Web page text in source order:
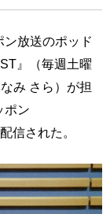
放送のポッド
』（毎週土曜
み さら）が担
ポン
信された。